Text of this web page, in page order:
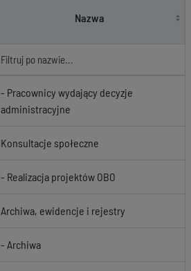
Nazwa
- Pracownicy wydający decyzje
administracyjne
Konsultacje społeczne
- Realizacja projektów OBO
Archiwa, ewidencje i rejestry
- Archiwa